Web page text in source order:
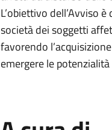
L’obiettivo dell’Avviso
società dei soggetti
favorendo
emergere le